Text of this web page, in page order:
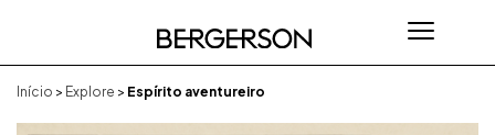
Início > Explore > Espírito aventureiro